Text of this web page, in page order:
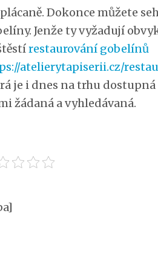
Dokonce můžete
Jenže ty vyžadují
restaurování gobelínů
atelierytapiserii.cz/
je i dnes na trhu
žádaná a vyhledávaná.